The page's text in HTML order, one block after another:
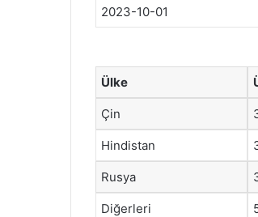
2023-10-01
Ülke
Çin
Hindistan
Rusya
Diğerleri